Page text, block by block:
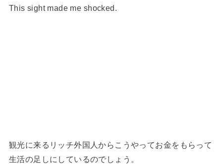
This sight made me shocked.
観光に来るリッチ外国人からこうやってお金をもらって
生活の足しにしているのでしょう。